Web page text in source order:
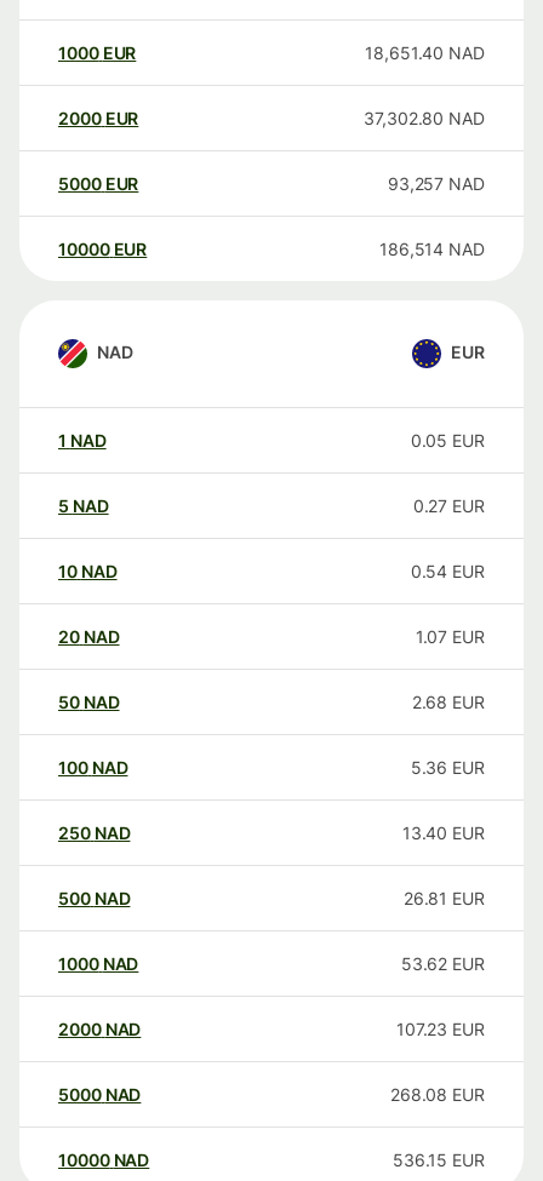
1000 EUR 18,651.40 NAD
2000 EUR 37,302.80 NAD
5000 EUR 93,257 NAD
10000 EUR 186,514 NAD
NAD EUR
1 NAD 0.05 EUR
5 NAD 0.27 EUR
10 NAD 0.54 EUR
20 NAD 1.07 EUR
50 NAD 2.68 EUR
100 NAD 5.36 EUR
250 NAD 13.40 EUR
500 NAD 26.81 EUR
1000 NAD 53.62 EUR
2000 NAD 107.23 EUR
5000 NAD 268.08 EUR
10000 NAD 536.15 EUR